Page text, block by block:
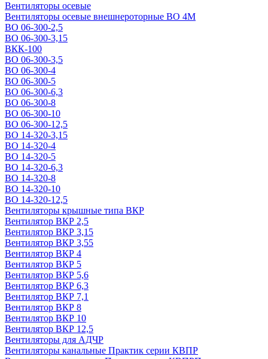
Вентиляторы осевые
Вентиляторы осевые внешнероторные ВО 4М
ВО 06-300-2,5
ВО 06-300-3,15
ВКК-100
ВО 06-300-3,5
ВО 06-300-4
ВО 06-300-5
ВО 06-300-6,3
ВО 06-300-8
ВО 06-300-10
ВО 06-300-12,5
ВО 14-320-3,15
ВО 14-320-4
ВО 14-320-5
ВО 14-320-6,3
ВО 14-320-8
ВО 14-320-10
ВО 14-320-12,5
Вентиляторы крышные типа ВКР
Вентилятор ВКР 2,5
Вентилятор ВКР 3,15
Вентилятор ВКР 3,55
Вентилятор ВКР 4
Вентилятор ВКР 5
Вентилятор ВКР 5,6
Вентилятор ВКР 6,3
Вентилятор ВКР 7,1
Вентилятор ВКР 8
Вентилятор ВКР 10
Вентилятор ВКР 12,5
Вентиляторы для АДЧР
Вентиляторы канальные Практик серии КВПР